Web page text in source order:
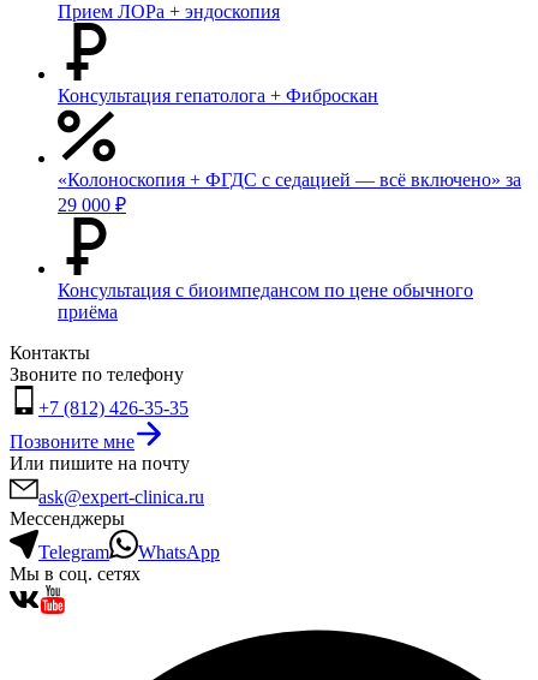
Прием ЛОРа + эндоскопия
Консультация гепатолога + Фиброскан
«Колоноскопия + ФГДС с седацией — всё включено» за
29 000 ₽
Консультация с биоимпедансом по цене обычного
приёма
Контакты
Звоните по телефону
+7 (812) 426-35-35
Позвоните мне
Или пишите на почту
ask@expert-clinica.ru
Мессенджеры
Telegram
WhatsApp
Мы в соц. сетях